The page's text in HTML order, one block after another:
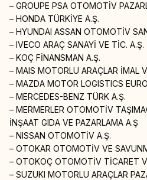
– GROUPE PSA OTOMOTİV
– HONDA TÜRKİYE A.Ş.
– HYUNDAI ASSAN OTOMOTİV
– IVECO ARAÇ SANAYİ VE TİC. A.Ş.
– KOÇ FİNANSMAN A.Ş.
– MAIS MOTORLU ARAÇLAR İMAL
– MAZDA MOTOR LOGISTICS
– MERCEDES-BENZ TÜRK A.Ş.
– MERMERLER OTOMOTİV
İNŞAAT GIDA VE PAZARLAMA A.Ş
– NISSAN OTOMOTİV A.Ş.
– OTOKAR OTOMOTİV VE
– OTOKOÇ OTOMOTİV TİCARET
– SUZUKI MOTORLU ARAÇLAR